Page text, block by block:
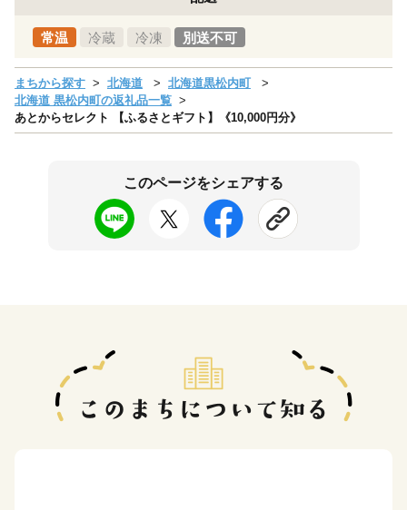
常温 冷蔵 冷凍 別送不可
まちから探す 北海道
北海道黒松内町
北海道 黒松内町の返礼品一覧
あとからセレクト 【ふるさとギフト】《10,000円分》
このページをシェアする